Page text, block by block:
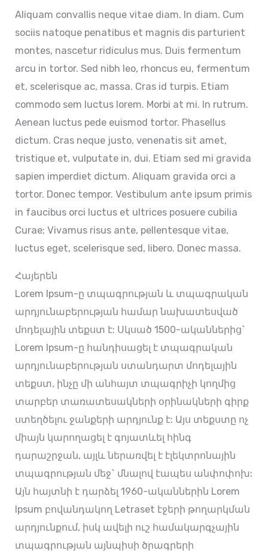
Aliquam convallis neque vitae diam. In diam. Cum
sociis natoque penatibus et magnis dis parturient
montes, nascetur ridiculus mus. Duis fermentum
arcu in tortor. Sed nibh leo, rhoncus eu, fermentum
et, scelerisque ac, massa. Cras id turpis. Etiam
commodo sem luctus lorem. Morbi at mi. In rutrum.
Aenean luctus pede euismod tortor. Phasellus
dictum. Cras neque justo, venenatis sit amet,
tristique et, vulputate in, dui. Etiam sed mi gravida
sapien imperdiet dictum. Aliquam gravida orci a
tortor. Donec tempor. Vestibulum ante ipsum primis
in faucibus orci luctus et ultrices posuere cubilia
Curae; Vivamus risus ante, pellentesque vitae,
luctus eget, scelerisque sed, libero. Donec massa.
Հայերեն
Lorem Ipsum-ը տպագրության և տպագրական
արդյունաբերության համար նախատեսված
մոդելային տեքստ է: Սկսած 1500-ականներից`
Lorem Ipsum-ը հանդիսացել է տպագրական
արդյունաբերության ստանդարտ մոդելային
տեքստ, ինչը մի անհայտ տպագրիչի կողմից
տարբեր տառատեսակների օրինակների գիրք
ստեղծելու ջանքերի արդյունք է: Այս տեքստը ոչ
միայն կարողացել է գոյատևել հինգ
դարաշրջան, այլև ներառվել է էլեկտրոնային
տպագրության մեջ` մնալով էապես անփոփոխ:
Այն հայտնի է դարձել 1960-ականներին Lorem
Ipsum բովանդակող Letraset էջերի թողարկման
արդյունքում, իսկ ավելի ուշ համակարգչային
տպագրության այնպիսի ծրագրերի